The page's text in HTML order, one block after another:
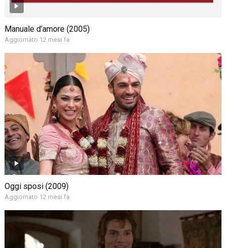
Manuale d’amore (2005)
Aggiornato 12 mesi fa
Oggi sposi (2009)
Aggiornato 12 mesi fa